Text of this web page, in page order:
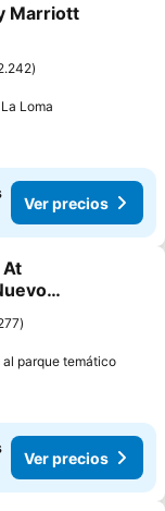
Marriott
Loma
Ver precios
At
parque temático
Ver precios